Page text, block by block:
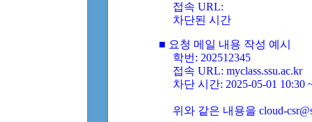
접속 URL:
차단된 시간
■ 요청 메일 내용 작성 예시
학번: 202512345
접속 URL: myclass.ssu.ac.kr
차단 시간: 2025-05-01 10:30
위와 같은 내용을 cloud-